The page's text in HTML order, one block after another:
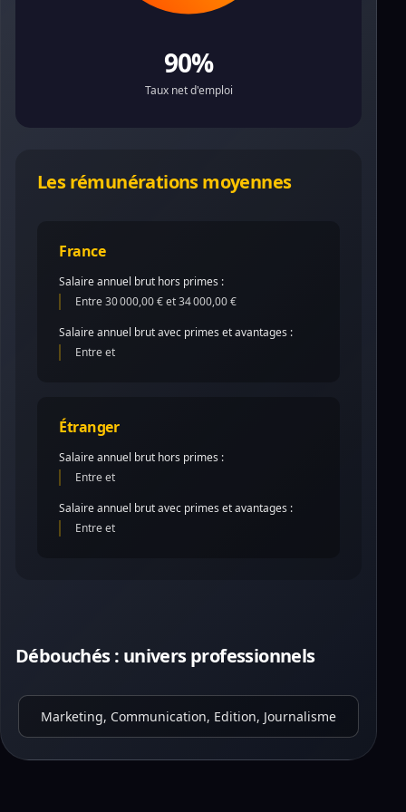
90%
Taux net d'emploi
Les rémunérations moyennes
France
Salaire annuel brut hors primes :
Entre 30 000,00 € et 34 000,00 €
Salaire annuel brut avec primes et avantages :
Entre et
Étranger
Salaire annuel brut hors primes :
Entre et
Salaire annuel brut avec primes et avantages :
Entre et
Débouchés : univers professionnels
Marketing, Communication, Edition, Journalisme